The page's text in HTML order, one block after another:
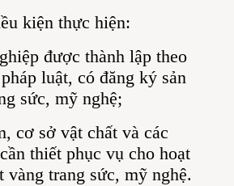
kiện thực hiện:
được thành lập theo
luật, có đăng ký sản
sức, mỹ nghệ;
cơ sở vật chất và các
thiết phục vụ cho hoạt
vàng trang sức, mỹ nghệ.